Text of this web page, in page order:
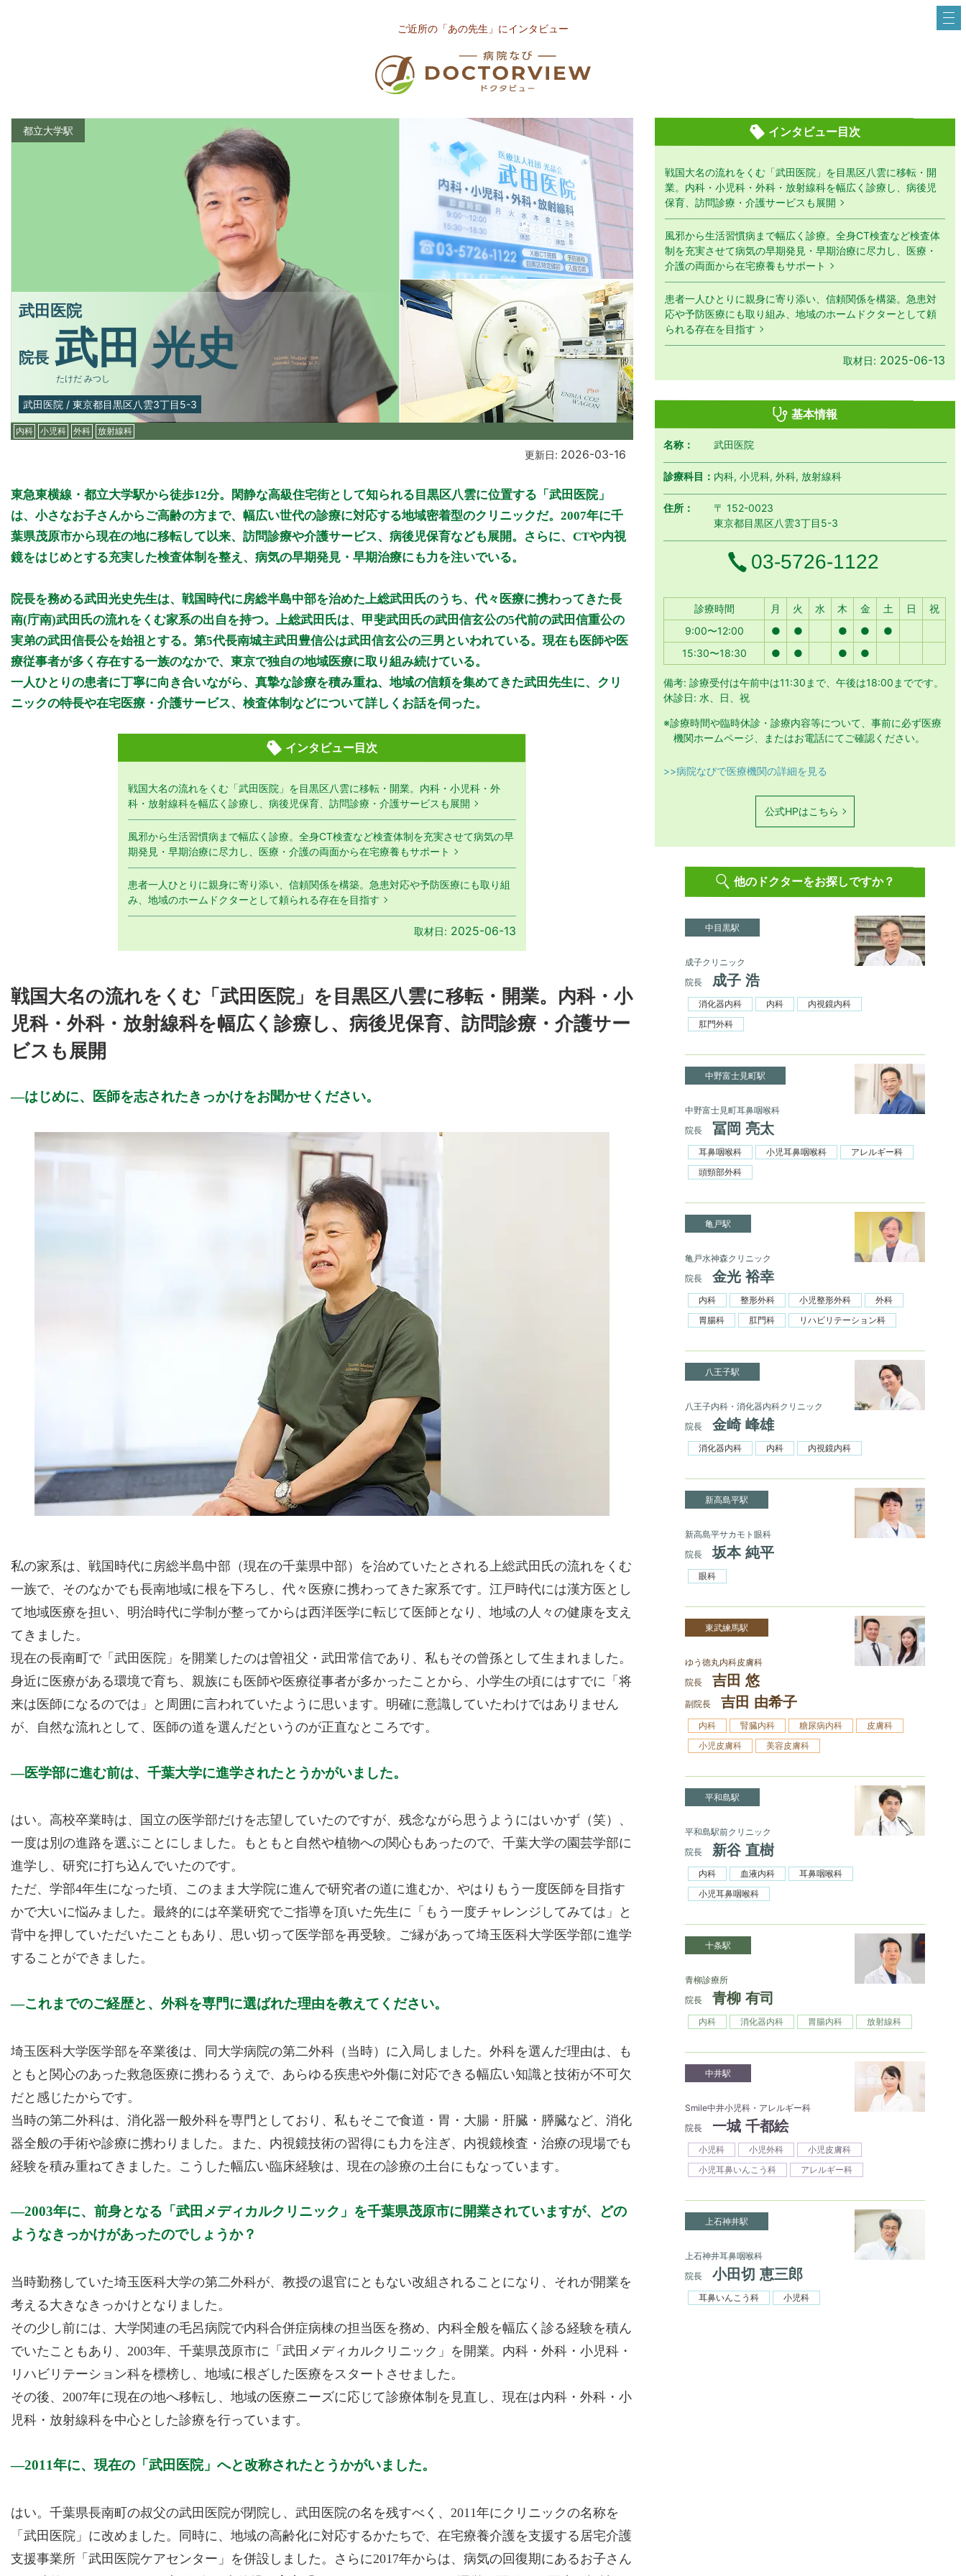
ご近所の「あの先生」にインタビュー
都立大学駅
武田医院
院長 武田 光史
たけだ みつし
武田医院 / 東京都目黒区八雲3丁目5-3
内科 小児科 外科 放射線科
更新日: 2026-03-16
東急東横線・都立大学駅から徒歩12分。閑静な高級住宅街として知られる目黒区八雲に位置する「武田医院」
は、小さなお子さんからご高齢の方まで、幅広い世代の診療に対応する地域密着型のクリニックだ。2007年に千
葉県茂原市から現在の地に移転して以来、訪問診療や介護サービス、病後児保育なども展開。さらに、CTや内視
鏡をはじめとする充実した検査体制を整え、病気の早期発見・早期治療にも力を注いでいる。
院長を務める武田光史先生は、戦国時代に房総半島中部を治めた上総武田氏のうち、代々医療に携わってきた長
南(庁南)武田氏の流れをくむ家系の出自を持つ。上総武田氏は、甲斐武田氏の武田信玄公の5代前の武田信重公の
実弟の武田信長公を始祖とする。第5代長南城主武田豊信公は武田信玄公の三男といわれている。現在も医師や医
療従事者が多く存在する一族のなかで、東京で独自の地域医療に取り組み続けている。
一人ひとりの患者に丁寧に向き合いながら、真摯な診療を積み重ね、地域の信頼を集めてきた武田先生に、クリ
ニックの特長や在宅医療・介護サービス、検査体制などについて詳しくお話を伺った。
インタビュー目次
戦国大名の流れをくむ「武田医院」を目黒区八雲に移転・開業。内科・小児科・外
科・放射線科を幅広く診療し、病後児保育、訪問診療・介護サービスも展開
風邪から生活習慣病まで幅広く診療。全身CT検査など検査体制を充実させて病気の早
期発見・早期治療に尽力し、医療・介護の両面から在宅療養もサポート
患者一人ひとりに親身に寄り添い、信頼関係を構築。急患対応や予防医療にも取り組
み、地域のホームドクターとして頼られる存在を目指す
取材日: 2025-06-13
戦国大名の流れをくむ「武田医院」を目黒区八雲に移転・開業。内科・小
児科・外科・放射線科を幅広く診療し、病後児保育、訪問診療・介護サー
ビスも展開
はじめに、医師を志されたきっかけをお聞かせください。
私の家系は、戦国時代に房総半島中部（現在の千葉県中部）を治めていたとされる上総武田氏の流れをくむ
一族で、そのなかでも長南地域に根を下ろし、代々医療に携わってきた家系です。江戸時代には漢方医とし
て地域医療を担い、明治時代に学制が整ってからは西洋医学に転じて医師となり、地域の人々の健康を支え
てきました。
現在の長南町で「武田医院」を開業したのは曽祖父・武田常信であり、私もその曾孫として生まれました。
身近に医療がある環境で育ち、親族にも医師や医療従事者が多かったことから、小学生の頃にはすでに「将
来は医師になるのでは」と周囲に言われていたように思います。明確に意識していたわけではありません
が、自然な流れとして、医師の道を選んだというのが正直なところです。
医学部に進む前は、千葉大学に進学されたとうかがいました。
はい。高校卒業時は、国立の医学部だけを志望していたのですが、残念ながら思うようにはいかず（笑）、
一度は別の進路を選ぶことにしました。もともと自然や植物への関心もあったので、千葉大学の園芸学部に
進学し、研究に打ち込んでいたのです。
ただ、学部4年生になった頃、このまま大学院に進んで研究者の道に進むか、やはりもう一度医師を目指す
かで大いに悩みました。最終的には卒業研究でご指導を頂いた先生に「もう一度チャレンジしてみては」と
背中を押していただいたこともあり、思い切って医学部を再受験。ご縁があって埼玉医科大学医学部に進学
することができました。
これまでのご経歴と、外科を専門に選ばれた理由を教えてください。
埼玉医科大学医学部を卒業後は、同大学病院の第二外科（当時）に入局しました。外科を選んだ理由は、も
ともと関心のあった救急医療に携わるうえで、あらゆる疾患や外傷に対応できる幅広い知識と技術が不可欠
だと感じたからです。
当時の第二外科は、消化器一般外科を専門としており、私もそこで食道・胃・大腸・肝臓・膵臓など、消化
器全般の手術や診療に携わりました。また、内視鏡技術の習得にも力を注ぎ、内視鏡検査・治療の現場でも
経験を積み重ねてきました。こうした幅広い臨床経験は、現在の診療の土台にもなっています。
2003年に、前身となる「武田メディカルクリニック」を千葉県茂原市に開業されていますが、どの
ようなきっかけがあったのでしょうか？
当時勤務していた埼玉医科大学の第二外科が、教授の退官にともない改組されることになり、それが開業を
考える大きなきっかけとなりました。
その少し前には、大学関連の毛呂病院で内科合併症病棟の担当医を務め、内科全般を幅広く診る経験を積ん
でいたこともあり、2003年、千葉県茂原市に「武田メディカルクリニック」を開業。内科・外科・小児科・
リハビリテーション科を標榜し、地域に根ざした医療をスタートさせました。
その後、2007年に現在の地へ移転し、地域の医療ニーズに応じて診療体制を見直し、現在は内科・外科・小
児科・放射線科を中心とした診療を行っています。
2011年に、現在の「武田医院」へと改称されたとうかがいました。
はい。千葉県長南町の叔父の武田医院が閉院し、武田医院の名を残すべく、2011年にクリニックの名称を
「武田医院」に改めました。同時に、地域の高齢化に対応するかたちで、在宅療養介護を支援する居宅介護
支援事業所「武田医院ケアセンター」を併設しました。さらに2017年からは、病気の回復期にあるお子さん
インタビュー目次
戦国大名の流れをくむ「武田医院」を目黒区八雲に移転・開
業。内科・小児科・外科・放射線科を幅広く診療し、病後児
保育、訪問診療・介護サービスも展開
風邪から生活習慣病まで幅広く診療。全身CT検査など検査体
制を充実させて病気の早期発見・早期治療に尽力し、医療・
介護の両面から在宅療養もサポート
患者一人ひとりに親身に寄り添い、信頼関係を構築。急患対
応や予防医療にも取り組み、地域のホームドクターとして頼
られる存在を目指す
取材日: 2025-06-13
基本情報
名称： 武田医院
診療科目： 内科, 小児科, 外科, 放射線科
住所：
〒 152-0023
東京都目黒区八雲3丁目5-3
電話番号
03-5726-1122
診療時間 月 月曜日
火 火曜日
水 水曜日
木 木曜日
金金曜日
土土曜日
日 日曜日
祝
9:00〜12:00
● ● ● ●
●
15:30〜18:30
● ● ● ●
備考: 診療受付は午前中は11:30まで、午後は18:00までです。
休診日: 水、日、祝
※診療時間や臨時休診・診療内容等について、事前に必ず医療
機関ホームページ、またはお電話にてご確認ください。
>>病院なびで医療機関の詳細を見る
公式HPはこちら
他のドクターをお探しですか？
中目黒駅
成子クリニック
院長
成子 浩
消化器内科 内科
内視鏡内科
肛門外科
中野富士見町駅
中野富士見町耳鼻咽喉科
院長
冨岡 亮太
耳鼻咽喉科 小児耳鼻咽喉科
アレルギー科
頭頸部外科
亀戸駅
亀戸水神森クリニック
院長
金光 裕幸
内科 整形外科 小児整形外科
外科
胃腸科
肛門科 リハビリテーション科
八王子駅
八王子内科・消化器内科クリニック
院長
金崎 峰雄
消化器内科 内科 内視鏡内科
新高島平駅
新高島平サカモト眼科
院長
坂本 純平
眼科
東武練馬駅
ゆう徳丸内科皮膚科
院長
吉田 悠
副院長 吉田 由希子
内科 腎臓内科 糖尿病内科
皮膚科
小児皮膚科
美容皮膚科
平和島駅
平和島駅前クリニック
院長
新谷 直樹
内科 血液内科
耳鼻咽喉科
小児耳鼻咽喉科
十条駅
青柳診療所
院長
青柳 有司
内科 消化器内科 胃腸内科 放射線科
中井駅
Smile中井小児科・アレルギー科
院長
一城 千都絵
小児科 小児外科
小児皮膚科
小児耳鼻いんこう科
アレルギー科
上石神井駅
上石神井耳鼻咽喉科
院長
小田切 恵三郎
耳鼻いんこう科 小児科